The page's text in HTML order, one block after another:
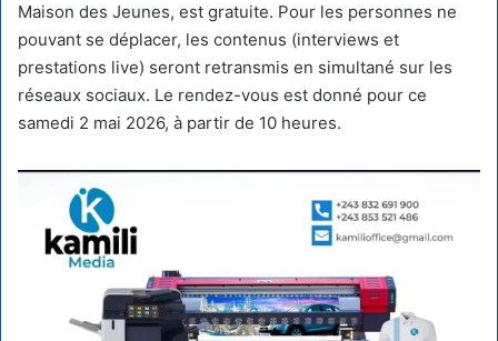
Maison des Jeunes, est gratuite. Pour les personnes ne
pouvant se déplacer, les contenus (interviews et
prestations live) seront retransmis en simultané sur les
réseaux sociaux. Le rendez-vous est donné pour ce
samedi 2 mai 2026, à partir de 10 heures.